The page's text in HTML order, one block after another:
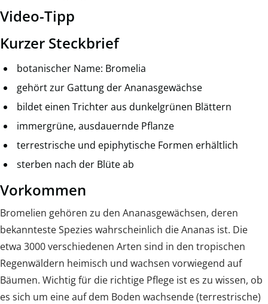
Video-Tipp
Kurzer Steckbrief
botanischer Name: Bromelia
gehört zur Gattung der Ananasgewächse
bildet einen Trichter aus dunkelgrünen Blättern
immergrüne, ausdauernde Pflanze
terrestrische und epiphytische Formen erhältlich
sterben nach der Blüte ab
Vorkommen
Bromelien gehören zu den Ananasgewächsen, deren
bekannteste Spezies wahrscheinlich die Ananas ist. Die
etwa 3000 verschiedenen Arten sind in den tropischen
Regenwäldern heimisch und wachsen vorwiegend auf
Bäumen. Wichtig für die richtige Pflege ist es zu wissen, ob
es sich um eine auf dem Boden wachsende (terrestrische)